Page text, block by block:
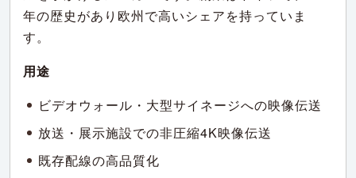
年の歴史があり欧州で高いシェアを持っていま
す。
用途
ビデオウォール・大型サイネージへの映像伝送
放送・展示施設での非圧縮4K映像伝送
既存配線の高品質化